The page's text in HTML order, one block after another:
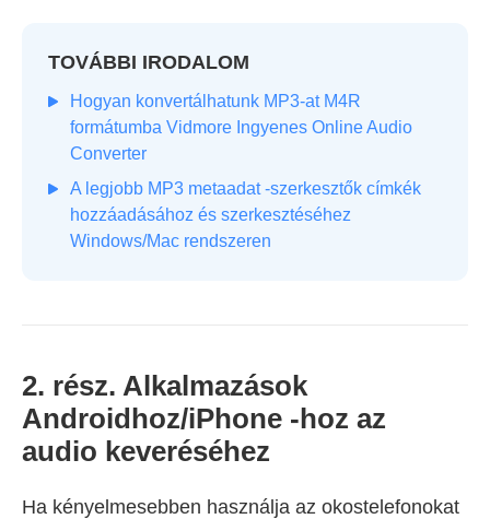
TOVÁBBI IRODALOM
Hogyan konvertálhatunk MP3-at M4R
formátumba Vidmore Ingyenes Online Audio
Converter
A legjobb MP3 metaadat -szerkesztők címkék
hozzáadásához és szerkesztéséhez
Windows/Mac rendszeren
2. rész. Alkalmazások
Androidhoz/iPhone -hoz az
audio keveréséhez
Ha kényelmesebben használja az okostelefonokat